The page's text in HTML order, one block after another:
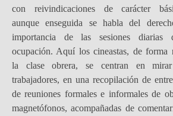
con reivindicaciones de carácter
aunque enseguida se habla del
importancia de las sesiones
ocupación. Aquí los cineastas, de forma
la clase obrera, se centran en
trabajadores, en una recopilación de
de reuniones formales e informales de
magnetófonos, acompañadas de